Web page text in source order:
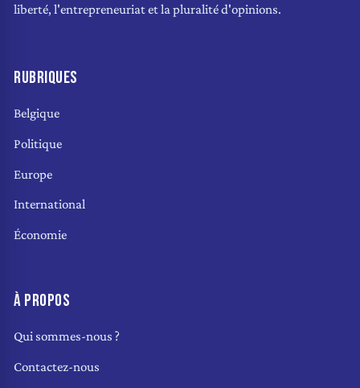
liberté, l'entrepreneuriat et la pluralité d'opinions.
RUBRIQUES
Belgique
Politique
Europe
International
Économie
À PROPOS
Qui sommes-nous ?
Contactez-nous